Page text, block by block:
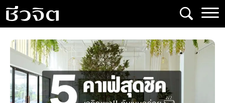
Skip
to
content